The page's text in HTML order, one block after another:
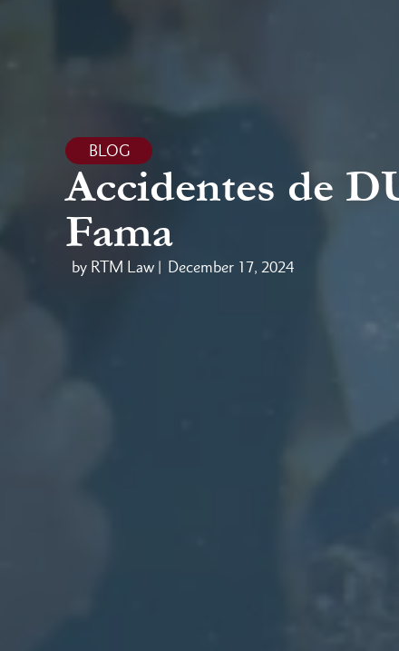
BLOG
Accidentes de
Fama
by RTM Law | December 17, 2024